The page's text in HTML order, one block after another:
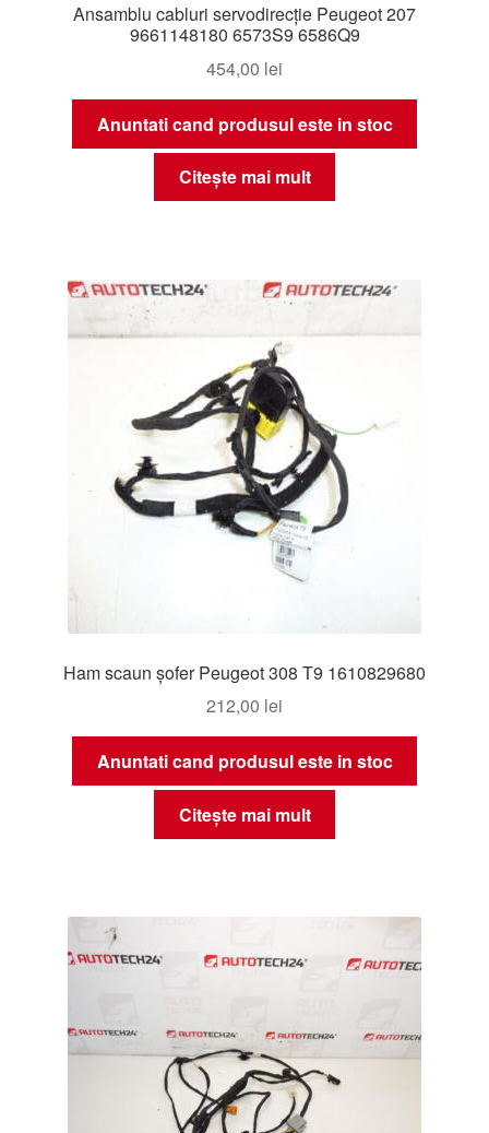
Ansamblu cabluri servodirecție Peugeot 207
9661148180 6573S9 6586Q9
454,00 lei
Anuntati cand produsul este in stoc
Citește mai mult
Ham scaun șofer Peugeot 308 T9 1610829680
212,00 lei
Anuntati cand produsul este in stoc
Citește mai mult